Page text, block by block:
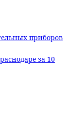
приборов
за 10